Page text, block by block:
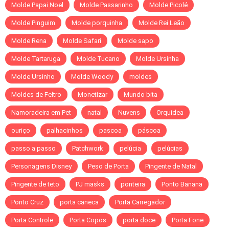
Molde Papai Noel Molde Passarinho Molde Picolé
Molde Pinguim Molde porquinha Molde Rei Leão
Molde Rena Molde Safari Molde sapo
Molde Tartaruga Molde Tucano Molde Ursinha
Molde Ursinho Molde Woody moldes
Moldes de Feltro Monetizar Mundo bita
Namoradeira em Pet natal Nuvens Orquidea
ouriço palhacinhos pascoa páscoa
passo a passo Patchwork pelúcia pelúcias
Personagens Disney Peso de Porta Pingente de Natal
Pingente de teto PJ masks ponteira Ponto Banana
Ponto Cruz porta caneca Porta Carregador
Porta Controle Porta Copos porta doce Porta Fone